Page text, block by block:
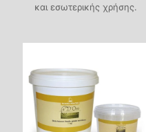
και εσωτερικής χρήσης.